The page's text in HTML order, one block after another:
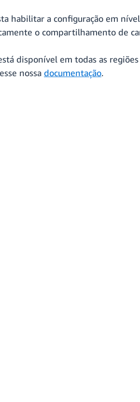
habilitar a configuração em
o compartilhamento de
disponível em todas as regiões
nossa documentação.